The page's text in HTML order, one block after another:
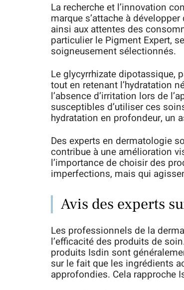
La recherche et l’innovation
marque s’attache à
ainsi aux attentes des
particulier le Pigment Expert,
soigneusement sélectionnés.
Le glycyrrhizate dipotassique,
tout en retenant l’hydratation
l’absence d’irritation lors de
susceptibles d’utiliser ces
hydratation en profondeur, un
Des experts en dermatologie
contribue à une amélioration
l’importance de choisir des
imperfections, mais qui
Avis des experts
Les professionnels de la
l’efficacité des produits de
produits Isdin sont
sur le fait que les ingrédients
approfondies. Cela rapproche